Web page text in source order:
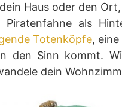
Haus oder den
Piratenfahne als
Totenköpfe, eine
den Sinn kommt.
dein